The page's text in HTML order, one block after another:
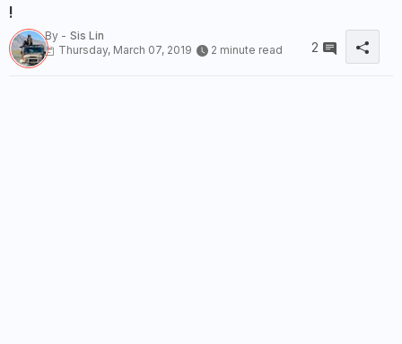
!
By - Sis Lin
Thursday, March 07, 2019
2 minute read 2